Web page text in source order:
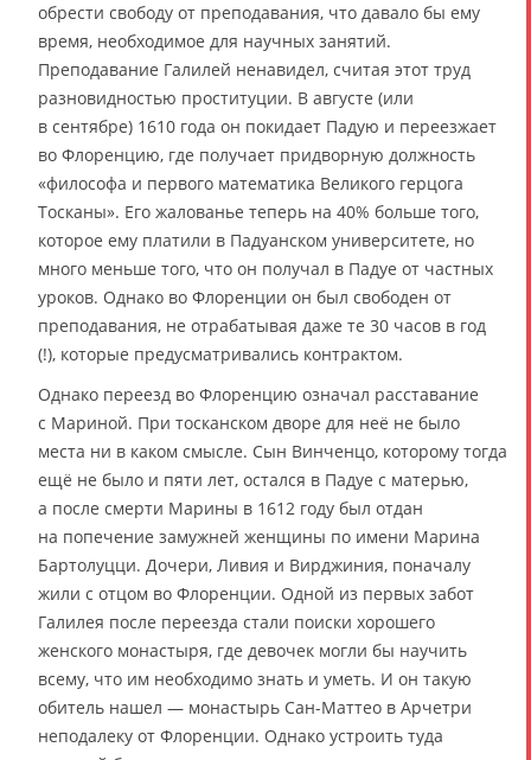
обрести свободу от преподавания, что давало бы ему
время, необходимое для научных занятий.
Преподавание Галилей ненавидел, считая этот труд
разновидностью проституции. В августе (или
в сентябре) 1610 года он покидает Падую и переезжает
во Флоренцию, где получает придворную должность
«философа и первого математика Великого герцога
Тосканы». Его жалованье теперь на 40% больше того,
которое ему платили в Падуанском университете, но
много меньше того, что он получал в Падуе от частных
уроков. Однако во Флоренции он был свободен от
преподавания, не отрабатывая даже те 30 часов в год
(!), которые предусматривались контрактом.
Однако переезд во Флоренцию означал расставание
с Мариной. При тосканском дворе для неё не было
места ни в каком смысле. Сын Винченцо, которому тогда
ещё не было и пяти лет, остался в Падуе с матерью,
а после смерти Марины в 1612 году был отдан
на попечение замужней женщины по имени Марина
Бартолуцци. Дочери, Ливия и Вирджиния, поначалу
жили с отцом во Флоренции. Одной из первых забот
Галилея после переезда стали поиски хорошего
женского монастыря, где девочек могли бы научить
всему, что им необходимо знать и уметь. И он такую
обитель нашел — монастырь Сан-Маттео в Арчетри
неподалеку от Флоренции. Однако устроить туда